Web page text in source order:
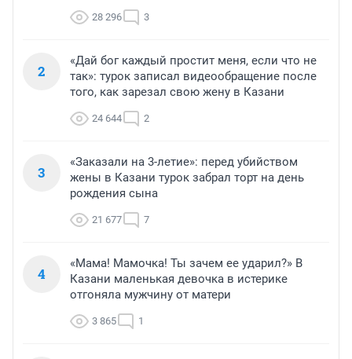
28 296 3
2
«Дай бог каждый простит меня, если что не
так»: турок записал видеообращение после
того, как зарезал свою жену в Казани
24 644 2
3
«Заказали на 3-летие»: перед убийством
жены в Казани турок забрал торт на день
рождения сына
21 677 7
4
«Мама! Мамочка! Ты зачем ее ударил?» В
Казани маленькая девочка в истерике
отгоняла мужчину от матери
3 865 1